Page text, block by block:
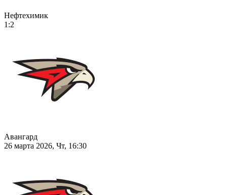
Нефтехимик
1:2
Авангард
26 марта 2026, Чт, 16:30